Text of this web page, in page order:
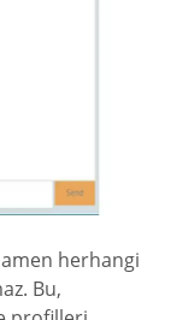
herhangi
Bu,